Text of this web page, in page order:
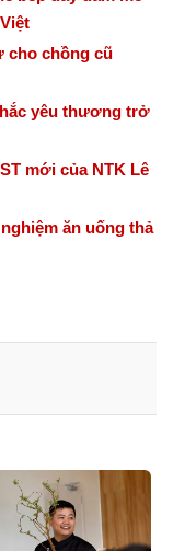
cho chồng cũ
yêu thương trở
mới của NTK Lê
ăn uống thả